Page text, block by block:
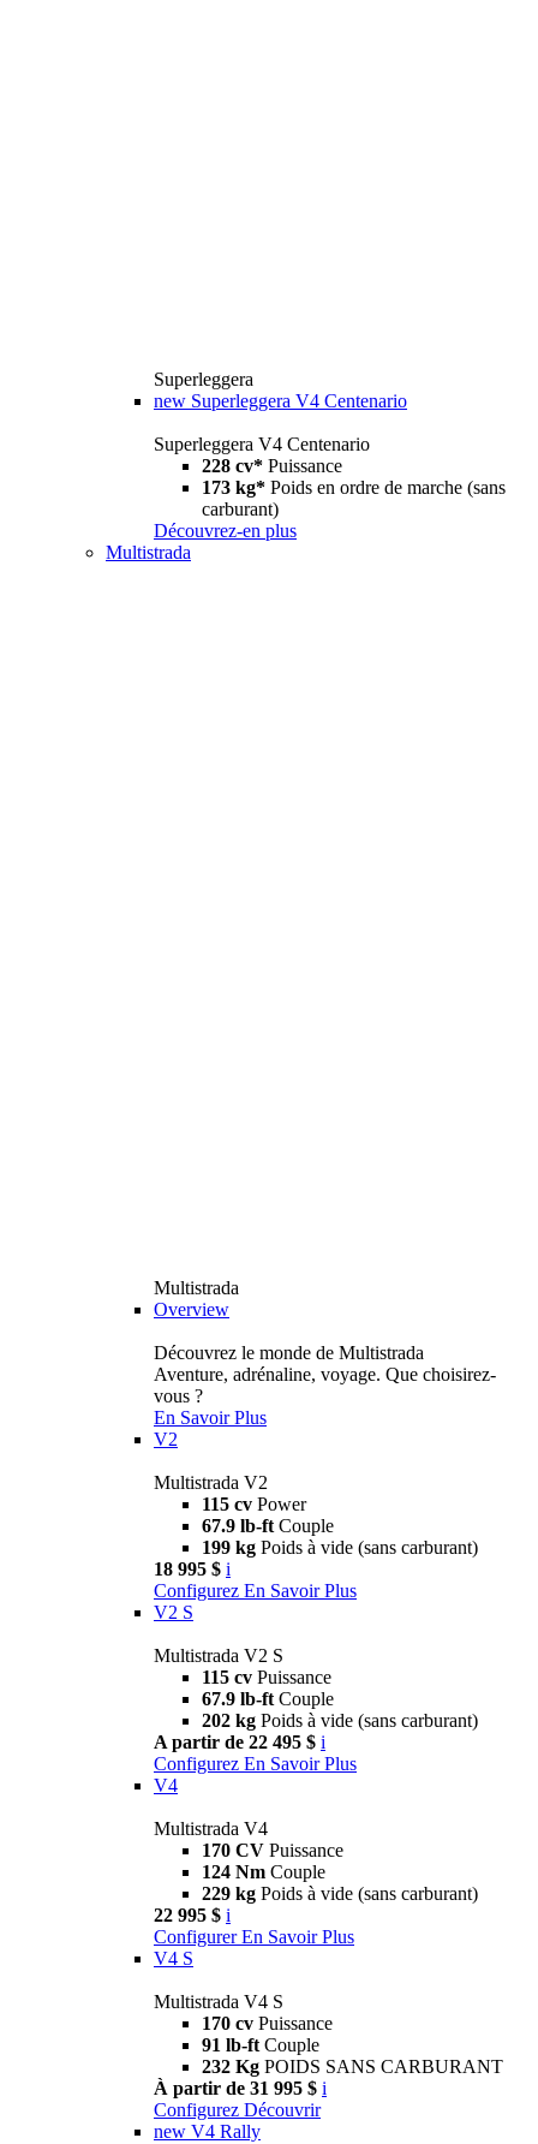
Superleggera
new Superleggera V4 Centenario
Superleggera V4 Centenario
228 cv* Puissance
173 kg* Poids en ordre de marche (sans
carburant)
Découvrez-en plus
Multistrada
Multistrada
Overview
Découvrez le monde de Multistrada
Aventure, adrénaline, voyage. Que choisirez-
vous ?
En Savoir Plus
V2
Multistrada V2
115 cv Power
67.9 lb-ft Couple
199 kg Poids à vide (sans carburant)
18 995 $ i
Configurez En Savoir Plus
V2 S
Multistrada V2 S
115 cv Puissance
67.9 lb-ft Couple
202 kg Poids à vide (sans carburant)
A partir de 22 495 $ i
Configurez En Savoir Plus
V4
Multistrada V4
170 CV Puissance
124 Nm Couple
229 kg Poids à vide (sans carburant)
22 995 $ i
Configurer En Savoir Plus
V4 S
Multistrada V4 S
170 cv Puissance
91 lb-ft Couple
232 Kg POIDS SANS CARBURANT
À partir de 31 995 $ i
Configurez Découvrir
new V4 Rally